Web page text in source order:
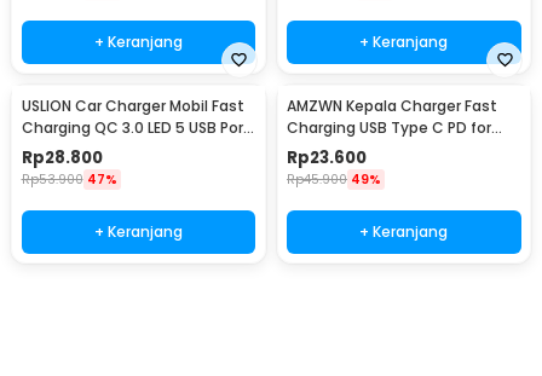
+ Keranjang + Keranjang
USLION Car Charger Mobil Fast
Charging QC 3.0 LED 5 USB Port
A 15A 18W - BK-359
Rp28.800
Rp53.900 47%
+ Keranjang
AMZWN Kepala Charger Fast
Charging USB Type C PD for
iPhone 20W - JB0QC01
Rp23.600
Rp45.900 49%
+ Keranjang